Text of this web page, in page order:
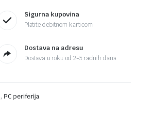
Sigurna kupovina
Platite debitnom karticom
Dostava na adresu
Dostava u roku od 2-5 radnih dana
, PC periferija